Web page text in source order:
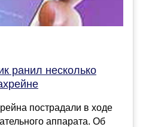
ранил несколько
пострадали в ходе
аппарата. Об